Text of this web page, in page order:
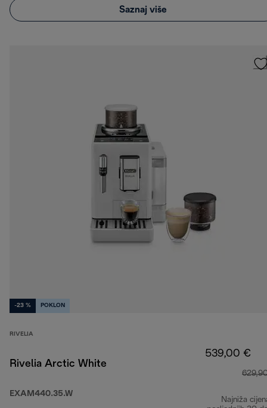
Saznaj više
-23 % POKLON
RIVELIA
Rivelia Arctic White
EXAM440.35.W
539,00 €
Najniža